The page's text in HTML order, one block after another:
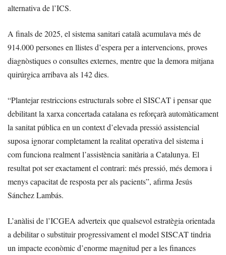
alternativa de l’ICS.
A finals de 2025, el sistema sanitari català acumulava més de
914.000 persones en llistes d’espera per a intervencions, proves
diagnòstiques o consultes externes, mentre que la demora mitjana
quirúrgica arribava als 142 dies.
“Plantejar restriccions estructurals sobre el SISCAT i pensar que
debilitant la xarxa concertada catalana es reforçarà automàticament
la sanitat pública en un context d’elevada pressió assistencial
suposa ignorar completament la realitat operativa del sistema i
com funciona realment l’assistència sanitària a Catalunya. El
resultat pot ser exactament el contrari: més pressió, més demora i
menys capacitat de resposta per als pacients”, afirma Jesús
Sánchez Lambás.
L’anàlisi de l’ICGEA adverteix que qualsevol estratègia orientada
a debilitar o substituir progressivament el model SISCAT tindria
un impacte econòmic d’enorme magnitud per a les finances